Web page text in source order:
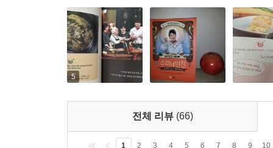
5
전체 리뷰 (66)
1 2 3 4 5 6 7 8 9 10